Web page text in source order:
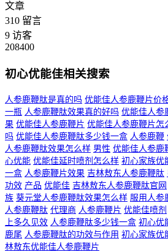
文章
310 留言
9 访客
208400
初心优能佳相关搜索
人参鹿鞭肽是真的吗 优能佳人参鹿鞭片价
一瓶 人参鹿鞭肽效果真的好吗 优能佳人参
果 优能佳人参鹿鞭片 优能佳人参鹿鞭片怎
吗 优能佳人参鹿鞭肽多少钱一盒 人参鹿鞭
人参鹿鞭肽效果怎么样 男性 优能佳人参鹿
心优能 优能佳延时喷剂怎么样 初心家族优
一盒 人参鹿鞭片效果 吉林敖东人参鹿鞭肽
功效 产品 优能佳 吉林敖东人参鹿鞭肽官网
族 葵元堂人参鹿鞭肽效果怎么样 服用人参
人参鹿鞭肽 代理商 人参鹿鞭片 优能佳喷剂
上多久见效 人参鹿鞭肽多少钱一盒 初心优
鹿尾 人参鹿鞭肽的功效与作用 初心家族优
林敖东优能佳人参鹿鞭片